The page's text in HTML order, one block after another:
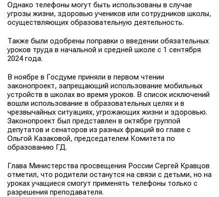
Однако телефоны могут быть использованы в случае
угрозы жизни, здоровью учеников или сотрудников школы,
осуществляющих образовательную деятельность.
Также были одобрены поправки о введении обязательных
уроков труда в начальной и средней школе с 1 сентября
2024 года.
В ноябре в Госдуме приняли в первом чтении
законопроект, запрещающий использование мобильных
устройств в школах во время уроков. В список исключений
вошли использование в образовательных целях и в
чрезвычайных ситуациях, угрожающих жизни и здоровью.
Законопроект был представлен в октябре группой
депутатов и сенаторов из разных фракций во главе с
Ольгой Казаковой, председателем Комитета по
образованию ГД.
Глава Министерства просвещения России Сергей Кравцов
отметил, что родители останутся на связи с детьми, но на
уроках учащиеся смогут применять телефоны только с
разрешения преподавателя.